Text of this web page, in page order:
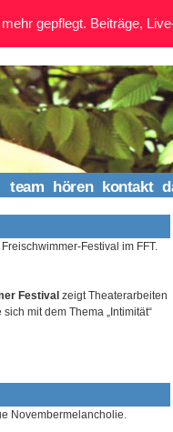
team hören kontakt
Festival im FFT.
Festival zeigt Theaterarbeiten
mit dem Thema „Intimität“
Novembermelancholie.
gepflegt. Beiträge,